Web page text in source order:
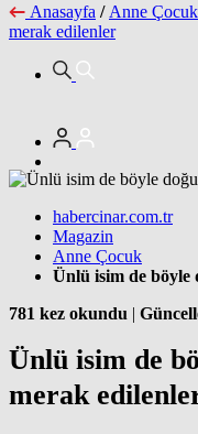
Anasayfa / Anne Çocuk
merak edilenler
habercinar.com.tr
Magazin
Anne Çocuk
Ünlü isim de böyle
781 kez okundu |
Ünlü isim de
merak